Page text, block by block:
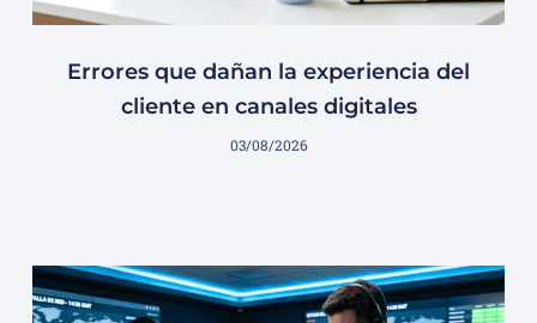
Errores que dañan la experiencia del
cliente en canales digitales
03/08/2026